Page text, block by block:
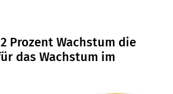
Prozent Wachstum die
das Wachstum im